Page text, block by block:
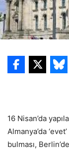
16 Nisan’da
Almanya’da
bulması,